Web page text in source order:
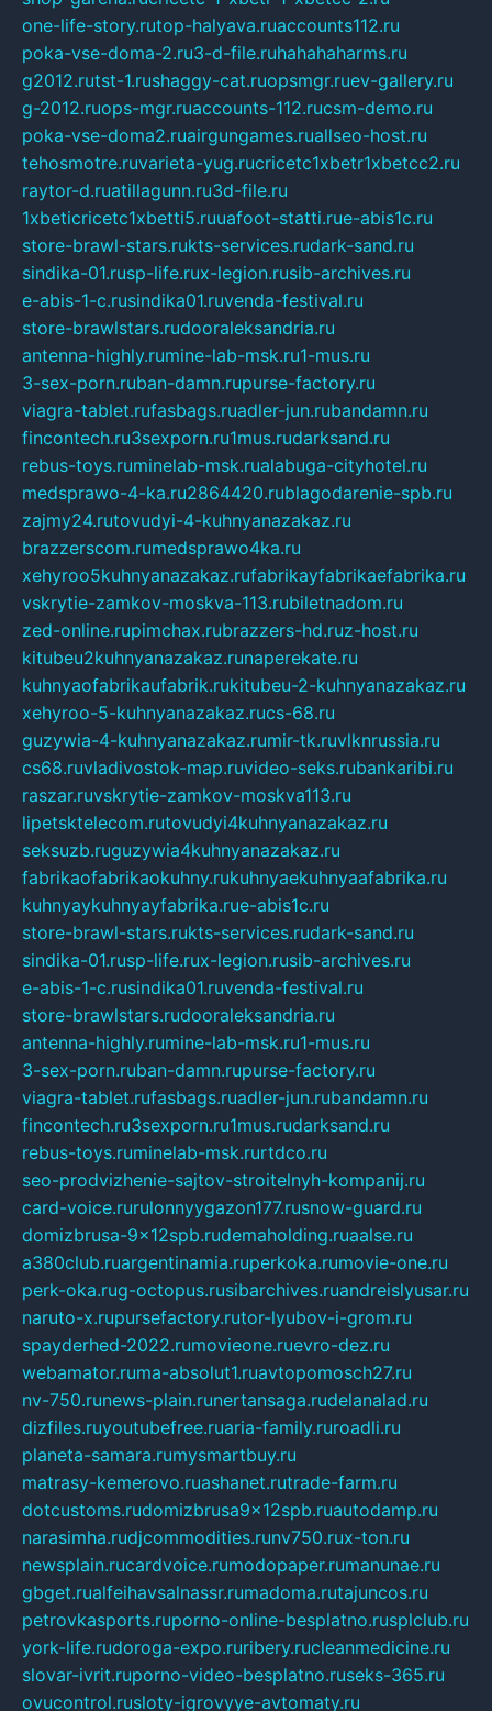
one-life-story.rutop-halyava.ruaccounts112.ru
poka-vse-doma-2.ru3-d-file.ruhahahaharms.ru
g2012.rutst-1.rushaggy-cat.ruopsmgr.ruev-gallery.ru
g-2012.ruops-mgr.ruaccounts-112.rucsm-demo.ru
poka-vse-doma2.ruairgungames.ruallseo-host.ru
tehosmotre.ruvarieta-yug.rucricetc1xbetr1xbetcc2.ru
raytor-d.ruatillagunn.ru3d-file.ru
1xbeticricetc1xbetti5.ruuafoot-statti.rue-abis1c.ru
store-brawl-stars.rukts-services.rudark-sand.ru
sindika-01.rusp-life.rux-legion.rusib-archives.ru
e-abis-1-c.rusindika01.ruvenda-festival.ru
store-brawlstars.rudooraleksandria.ru
antenna-highly.rumine-lab-msk.ru1-mus.ru
3-sex-porn.ruban-damn.rupurse-factory.ru
viagra-tablet.rufasbags.ruadler-jun.rubandamn.ru
fincontech.ru3sexporn.ru1mus.rudarksand.ru
rebus-toys.ruminelab-msk.rualabuga-cityhotel.ru
medsprawo-4-ka.ru2864420.rublagodarenie-spb.ru
zajmy24.rutovudyi-4-kuhnyanazakaz.ru
brazzerscom.rumedsprawo4ka.ru
xehyroo5kuhnyanazakaz.rufabrikayfabrikaefabrika.ru
vskrytie-zamkov-moskva-113.rubiletnadom.ru
zed-online.rupimchax.rubrazzers-hd.ruz-host.ru
kitubeu2kuhnyanazakaz.runaperekate.ru
kuhnyaofabrikaufabrik.rukitubeu-2-kuhnyanazakaz.ru
xehyroo-5-kuhnyanazakaz.rucs-68.ru
guzywia-4-kuhnyanazakaz.rumir-tk.ruvlknrussia.ru
cs68.ruvladivostok-map.ruvideo-seks.rubankaribi.ru
raszar.ruvskrytie-zamkov-moskva113.ru
lipetsktelecom.rutovudyi4kuhnyanazakaz.ru
seksuzb.ruguzywia4kuhnyanazakaz.ru
fabrikaofabrikaokuhny.rukuhnyaekuhnyaafabrika.ru
kuhnyaykuhnyayfabrika.rue-abis1c.ru
store-brawl-stars.rukts-services.rudark-sand.ru
sindika-01.rusp-life.rux-legion.rusib-archives.ru
e-abis-1-c.rusindika01.ruvenda-festival.ru
store-brawlstars.rudooraleksandria.ru
antenna-highly.rumine-lab-msk.ru1-mus.ru
3-sex-porn.ruban-damn.rupurse-factory.ru
viagra-tablet.rufasbags.ruadler-jun.rubandamn.ru
fincontech.ru3sexporn.ru1mus.rudarksand.ru
rebus-toys.ruminelab-msk.rurtdco.ru
seo-prodvizhenie-sajtov-stroitelnyh-kompanij.ru
card-voice.rurulonnyygazon177.rusnow-guard.ru
domizbrusa-9x12spb.rudemaholding.ruaalse.ru
a380club.ruargentinamia.ruperkoka.rumovie-one.ru
perk-oka.rug-octopus.rusibarchives.ruandreislyusar.ru
naruto-x.rupursefactory.rutor-lyubov-i-grom.ru
spayderhed-2022.rumovieone.ruevro-dez.ru
webamator.ruma-absolut1.ruavtopomosch27.ru
nv-750.runews-plain.runertansaga.rudelanalad.ru
dizfiles.ruyoutubefree.ruaria-family.ruroadli.ru
planeta-samara.rumysmartbuy.ru
matrasy-kemerovo.ruashanet.rutrade-farm.ru
dotcustoms.rudomizbrusa9x12spb.ruautodamp.ru
narasimha.rudjcommodities.runv750.rux-ton.ru
newsplain.rucardvoice.rumodopaper.rumanunae.ru
gbget.rualfeihavsalnassr.rumadoma.rutajuncos.ru
petrovkasports.ruporno-online-besplatno.rusplclub.ru
york-life.rudoroga-expo.ruribery.rucleanmedicine.ru
slovar-ivrit.ruporno-video-besplatno.ruseks-365.ru
ovucontrol.rusloty-igrovyye-avtomaty.ru